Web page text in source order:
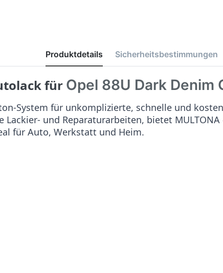
Produktdetails Sicherheitsbestimmungen
für Opel 88U Dark Denim
System für unkomplizierte, schnelle und
und Reparaturarbeiten, bietet
für Auto, Werkstatt und Heim.